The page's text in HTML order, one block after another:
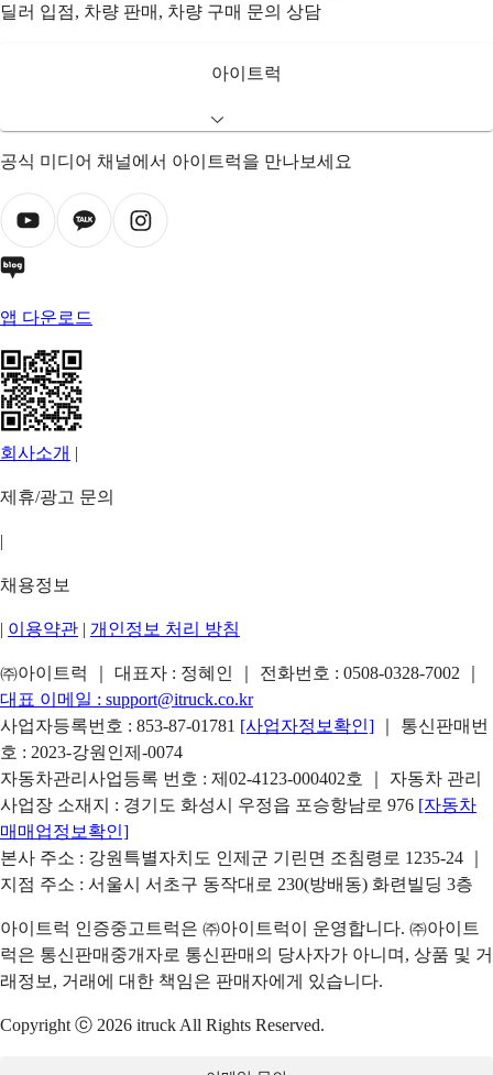
딜러 입점, 차량 판매, 차량 구매 문의 상담
아이트럭
공식 미디어 채널에서 아이트럭을 만나보세요
앱 다운로드
회사소개 |
제휴/광고 문의
|
채용정보
| 이용약관 | 개인정보 처리 방침
㈜아이트럭 ｜ 대표자 : 정혜인 ｜ 전화번호 : 0508-0328-7002
대표 이메일 : support@itruck.co.kr
사업자등록번호 : 853-87-01781 [사업자정보확인]
｜ 통신판매번
호 : 2023-강원인제-0074
자동차관리사업등록 번호 : 제02-4123-000402호 ｜ 자동차 관리
사업장 소재지 : 경기도 화성시 우정읍 포승항남로 976 [자동차
매매업정보확인]
본사 주소 : 강원특별자치도 인제군 기린면 조침령로 1235-24 ｜
지점 주소 : 서울시 서초구 동작대로 230(방배동) 화련빌딩 3층
아이트럭 인증중고트럭은 ㈜아이트럭이 운영합니다. ㈜아이트
럭은 통신판매중개자로 통신판매의 당사자가 아니며, 상품 및 거
래정보, 거래에 대한 책임은 판매자에게 있습니다.
Copyright ⓒ 2026 itruck All Rights Reserved.